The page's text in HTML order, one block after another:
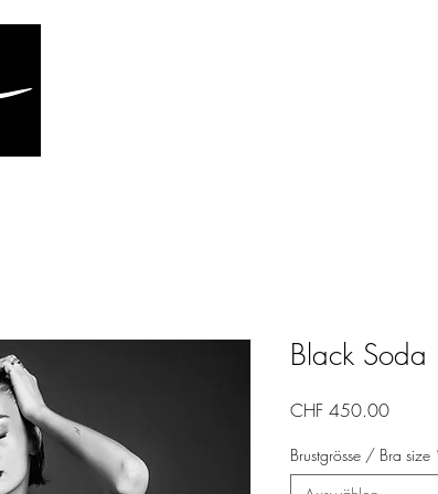
Black Soda
CHF 450.00Preis
Brustgrösse / Bra size